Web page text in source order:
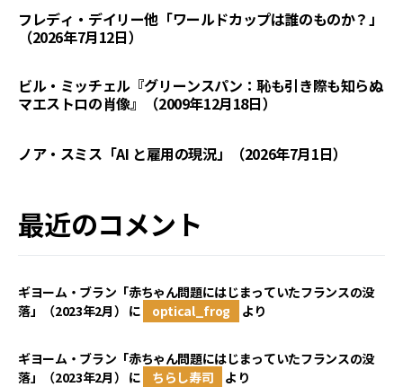
フレディ・デイリー他「ワールドカップは誰のものか？」
（2026年7月12日）
ビル・ミッチェル『グリーンスパン：恥も引き際も知らぬ
マエストロの肖像』（2009年12月18日）
ノア・スミス「AI と雇用の現況」（2026年7月1日）
最近のコメント
ギヨーム・ブラン「赤ちゃん問題にはじまっていたフランスの没
落」（2023年2月） に optical_frog より
ギヨーム・ブラン「赤ちゃん問題にはじまっていたフランスの没
落」（2023年2月） に ちらし寿司 より